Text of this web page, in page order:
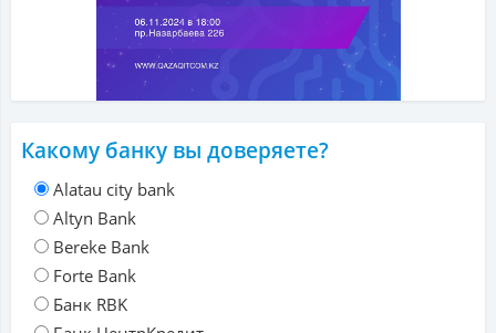
Какому банку вы доверяете?
Alatau city bank
Altyn Bank
Bereke Bank
Forte Bank
Банк RBK